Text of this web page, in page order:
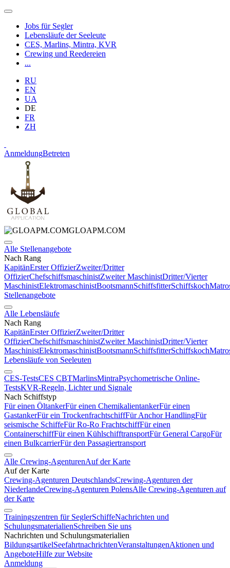
Jobs für Segler
Lebensläufe der Seeleute
CES, Marlins, Mintra, KVR
Crewing und Reedereien
...
RU
EN
UA
DE
FR
ZH
AnmeldungBetreten
GLOAPM.COM
Alle Stellenangebote
Nach Rang
KapitänErster OffizierZweiter/Dritter
OffizierChefschiffsmaschinistZweiter MaschinistDritter/Vierter
MaschinistElektromaschinistBootsmannSchiffsfitterSchiffskoch
Stellenangebote
Alle Lebensläufe
Nach Rang
KapitänErster OffizierZweiter/Dritter
OffizierChefschiffsmaschinistZweiter MaschinistDritter/Vierter
MaschinistElektromaschinistBootsmannSchiffsfitterSchiffskoch
Lebensläufe von Seeleuten
CES-TestsCES CBTMarlinsMintraPsychometrische Online-
TestsKVR-Regeln, Lichter und Signale
Nach Schiffstyp
Für einen ÖltankerFür einen ChemikalientankerFür einen
GastankerFür ein TrockenfrachtschiffFür Anchor HandlingFür
seismische SchiffeFür Ro-Ro FrachtschiffFür einen
ContainerschiffFür einen KühlschifftransportFür General CargoFür
einen BulkcarrierFür den Passagiertransport
Alle Crewing-AgenturenAuf der Karte
Auf der Karte
Crewing-Agenturen DeutschlandsCrewing-Agenturen der
NiederlandeCrewing-Agenturen PolensAlle Crewing-Agenturen auf
der Karte
Trainingszentren für SeglerSchiffeNachrichten und
SchulungsmaterialienSchreiben Sie uns
Nachrichten und Schulungsmaterialien
BildungsartikelSeefahrtnachrichtenVeranstaltungenAktionen und
AngeboteHilfe zur Website
Anmeldung